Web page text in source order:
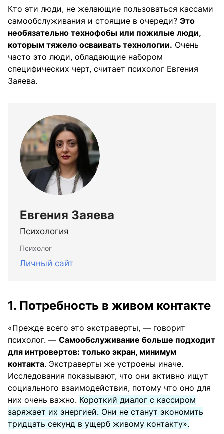
Кто эти люди, не желающие пользоваться кассами
самообслуживания и стоящие в очереди? Это
необязательно технофобы или пожилые люди,
которым тяжело осваивать технологии. Очень
часто это люди, обладающие набором
специфических черт, считает психолог Евгения
Заяева.
Евгения Заяева
Психология
Психолог
Личный сайт
1. Потребность в живом контакте
«Прежде всего это экстраверты, — говорит
психолог. — Самообслуживание больше подходит
для интровертов: только экран, минимум
контакта. Экстраверты же устроены иначе.
Исследования показывают, что они активно ищут
социального взаимодействия, потому что оно для
них очень важно. Короткий диалог с кассиром
заряжает их энергией. Они не станут экономить
тридцать секунд в ущерб живому контакту».